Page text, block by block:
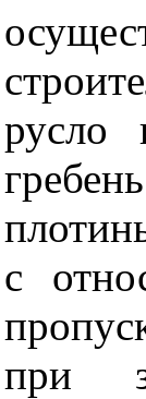
русло
с
при